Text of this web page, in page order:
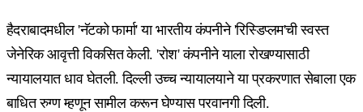
हैदराबादमधील 'नॅटको फार्मा' या भारतीय कंपनीने 'रिस्डिप्लम'ची स्वस्त
जेनेरिक आवृत्ती विकसित केली. 'रोश' कंपनीने याला रोखण्यासाठी
न्यायालयात धाव घेतली. दिल्ली उच्च न्यायालयाने या प्रकरणात सेबाला एक
बाधित रुग्ण म्हणून सामील करून घेण्यास परवानगी दिली.